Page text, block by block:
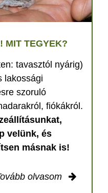
MIT TEGYEK?
tavasztól nyárig)
lakossági
szoruló
fiókákról.
velünk, és
másnak is!
olvasom